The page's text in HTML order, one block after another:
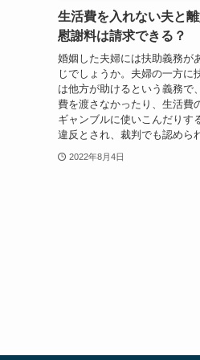
生活費を入れない夫と離
慰謝料は請求できる？
婚姻した夫婦には扶助義務が
じでしょうか。夫婦の一方に
は他方が助けるという義務で
費を渡さなかったり、生活費
ギャンブルに使いこんだりす
違反とされ、裁判でも認めら
2022年8月4日